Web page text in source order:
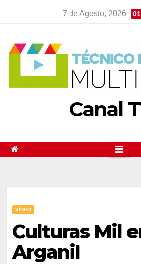
7 de Agosto, 2026
Canal
VÍDEO
Culturas Mil
Arganil